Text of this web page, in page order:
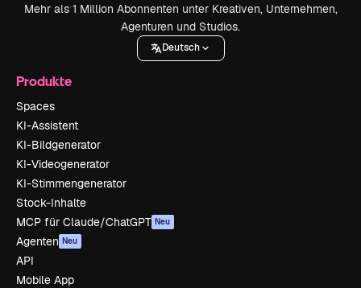
Mehr als 1 Million Abonnenten unter Kreativen, Unternehmen,
Agenturen und Studios.
Deutsch
Produkte
Spaces
KI-Assistent
KI-Bildgenerator
KI-Videogenerator
KI-Stimmengenerator
Stock-Inhalte
MCP für Claude/ChatGPT Neu
Agenten Neu
API
Mobile App